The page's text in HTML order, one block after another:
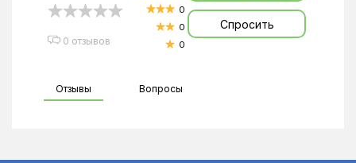
0 отзывов
0
0
0
Спросить
Отзывы Вопросы